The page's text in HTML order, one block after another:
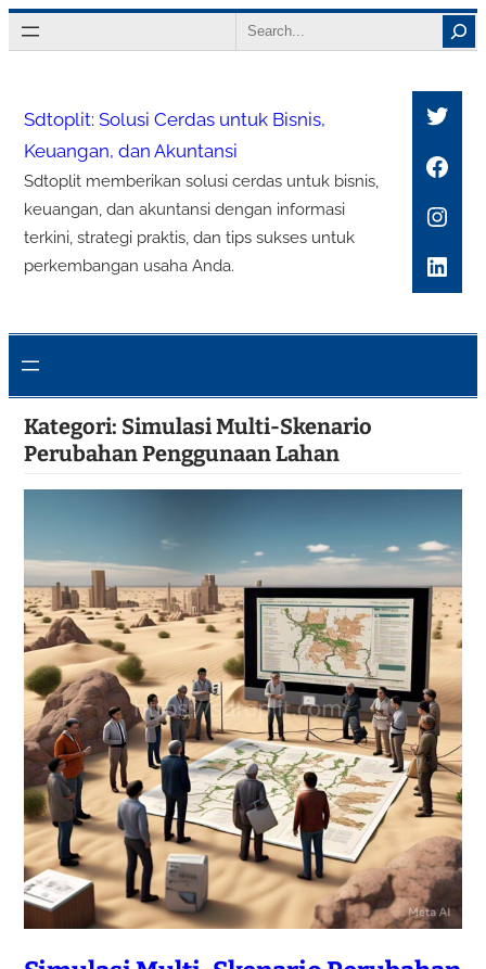
Lewati
ke
Search
Sdtoplit: Solusi Cerdas untuk Bisnis,
Keuangan, dan Akuntansi
Sdtoplit memberikan solusi cerdas untuk bisnis,
keuangan, dan akuntansi dengan informasi
terkini, strategi praktis, dan tips sukses untuk
perkembangan usaha Anda.
Kategori: Simulasi Multi-Skenario
Perubahan Penggunaan Lahan